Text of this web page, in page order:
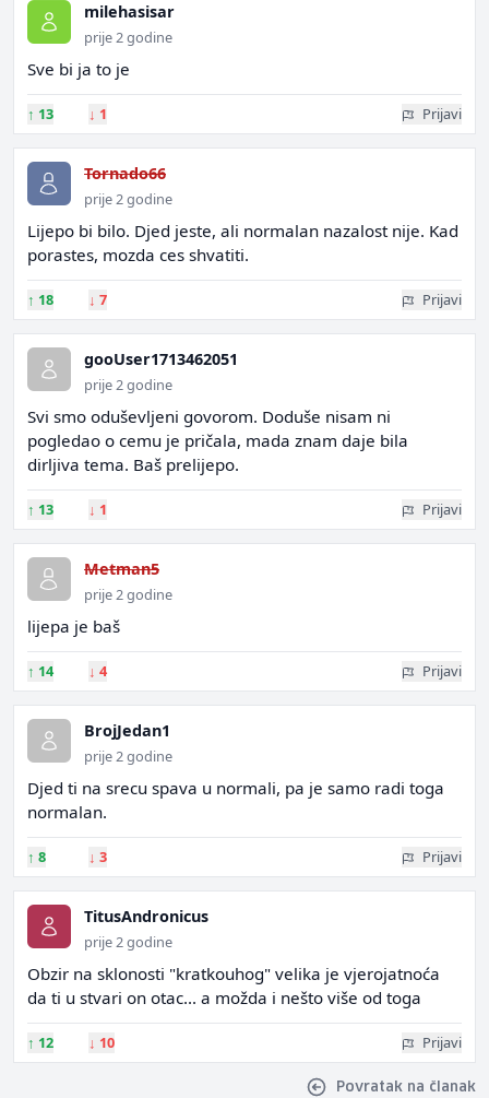
milehasisar
prije 2 godine
Sve bi ja to je
↑ 13 ↓ 1 Prijavi
Tornado66
prije 2 godine
Lijepo bi bilo. Djed jeste, ali normalan nazalost nije. Kad
porastes, mozda ces shvatiti.
↑ 18 ↓ 7 Prijavi
gooUser1713462051
prije 2 godine
Svi smo oduševljeni govorom. Doduše nisam ni
pogledao o cemu je pričala, mada znam daje bila
dirljiva tema. Baš prelijepo.
↑ 13 ↓ 1 Prijavi
Metman5
prije 2 godine
lijepa je baš
↑ 14 ↓ 4 Prijavi
BrojJedan1
prije 2 godine
Djed ti na srecu spava u normali, pa je samo radi toga
normalan.
↑ 8 ↓ 3 Prijavi
TitusAndronicus
prije 2 godine
Obzir na sklonosti "kratkouhog" velika je vjerojatnoća
da ti u stvari on otac... a možda i nešto više od toga
↑ 12 ↓ 10 Prijavi
Povratak na članak